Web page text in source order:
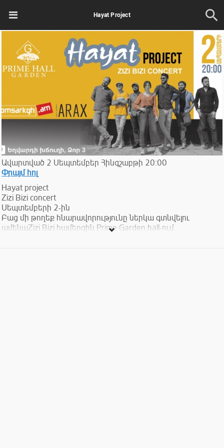
Hayat Project
Ավարտված 2 Սեպտեմբեր Հինգշաբթի 20:00
Փրայմ հոլ
Hayat project
Zizi Bizi concert
Սեպտեմբերի 2-ին
Բաց մի թողեք հնարավորությունը ներկա գտնվելու
ամենաZizi Bizi համերգին Prime Garden hall-ում